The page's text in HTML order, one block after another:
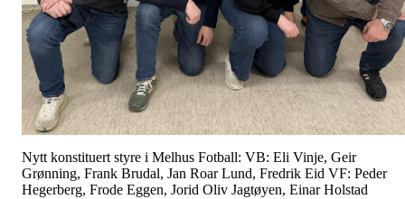
Nytt konstituert styre i Melhus Fotball: VB: Eli Vinje, Geir
Grønning, Frank Brudal, Jan Roar Lund, Fredrik Eid VF: Peder
Hegerberg, Frode Eggen, Jorid Oliv Jagtøyen, Einar Holstad